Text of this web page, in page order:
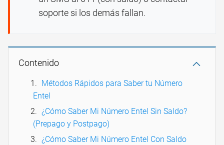
soporte si los demás fallan.
Contenido
Métodos Rápidos para Saber tu Número
Entel
¿Cómo Saber Mi Número Entel Sin Saldo?
(Prepago y Postpago)
¿Cómo Saber Mi Número Entel Con Saldo